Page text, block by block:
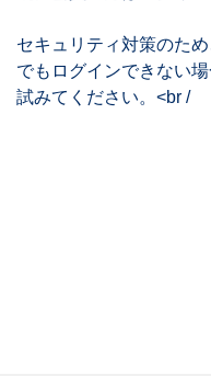
セキュリティ対策のた
でもログインできない
試みてください。<br /